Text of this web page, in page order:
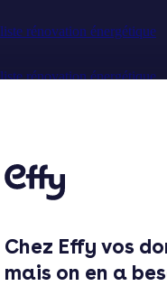
Chez Effy vos
mais on en a
Pourquoi Effy ?
nous
rénovation énergétique
rénovation énergétique
quels Traitements pour la